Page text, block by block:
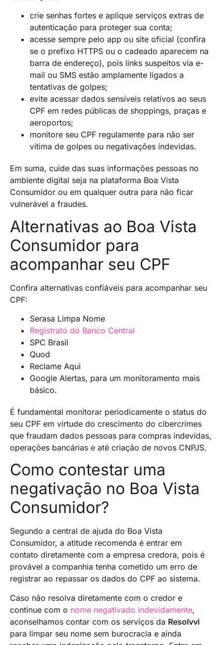
crie senhas fortes e aplique serviços extras de
autenticação para proteger sua conta;
acesse sempre pelo app ou site oficial (confira
se o prefixo HTTPS ou o cadeado aparecem na
barra de endereço), pois links suspeitos via e-
mail ou SMS estão amplamente ligados a
tentativas de golpes;
evite acessar dados sensíveis relativos ao seus
CPF em redes públicas de shoppings, praças e
aeroportos;
monitore seu CPF regulamente para não ser
vítima de golpes ou negativações indevidas.
Em suma, cuide das suas informações pessoas no
ambiente digital seja na plataforma Boa Vista
Consumidor ou em qualquer outra para não ficar
vulnerável a fraudes.
Alternativas ao Boa Vista
Consumidor para
acompanhar seu CPF
Confira alternativas confiáveis para acompanhar seu
CPF:
Serasa Limpa Nome
Registrato do Banco Central
SPC Brasil
Quod
Reclame Aqui
Google Alertas, para um monitoramento mais
básico.
É fundamental monitorar periodicamente o status do
seu CPF em virtude do crescimento do cibercrimes
que fraudam dados pessoas para compras indevidas,
operações bancárias e até criação de novos CNPJS.
Como contestar uma
negativação no Boa Vista
Consumidor?
Segundo a central de ajuda do Boa Vista
Consumidor, a atitude recomenda é entrar em
contato diretamente com a empresa credora, pois é
provável a companhia tenha cometido um erro de
registrar ao repassar os dados do CPF ao sistema.
Caso não resolva diretamente com o credor e
continue com o nome negativado indevidamente,
aconselhamos contar com os serviços da Resolvvi
para limpar seu nome sem burocracia e ainda